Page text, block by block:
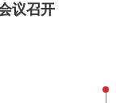
议召开